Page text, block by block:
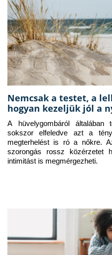
Nemcsak a testet, a
hogyan kezeljük jól a
A hüvelygombáról általában
sokszor elfeledve azt a
megterhelést is ró a nőkre.
szorongás rossz közérzetet
intimitást is megmérgezheti.